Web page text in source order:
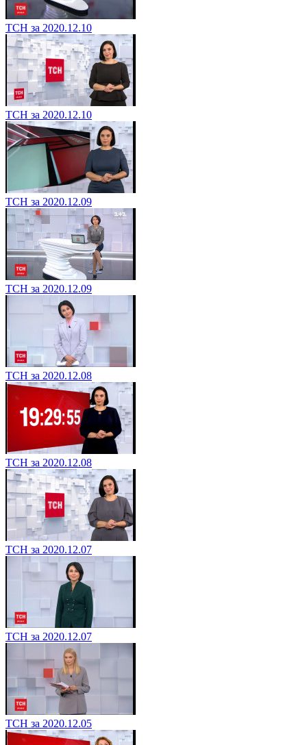
ТСН за 2020.12.10
ТСН за 2020.12.10
ТСН за 2020.12.09
ТСН за 2020.12.09
ТСН за 2020.12.08
ТСН за 2020.12.08
ТСН за 2020.12.07
ТСН за 2020.12.07
ТСН за 2020.12.05